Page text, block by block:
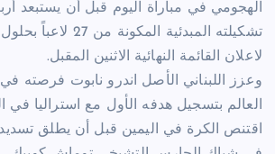
الهجومي في مباراة اليوم قبل أن يستبعد
تشكيلته المبدئية
لاعلان القائمة النهائية الاثنين المقبل.
وعزز اللبناني الأصل اندرو نابوت فرصته
اقتنص الكرة في اليمين قبل أن يطلق